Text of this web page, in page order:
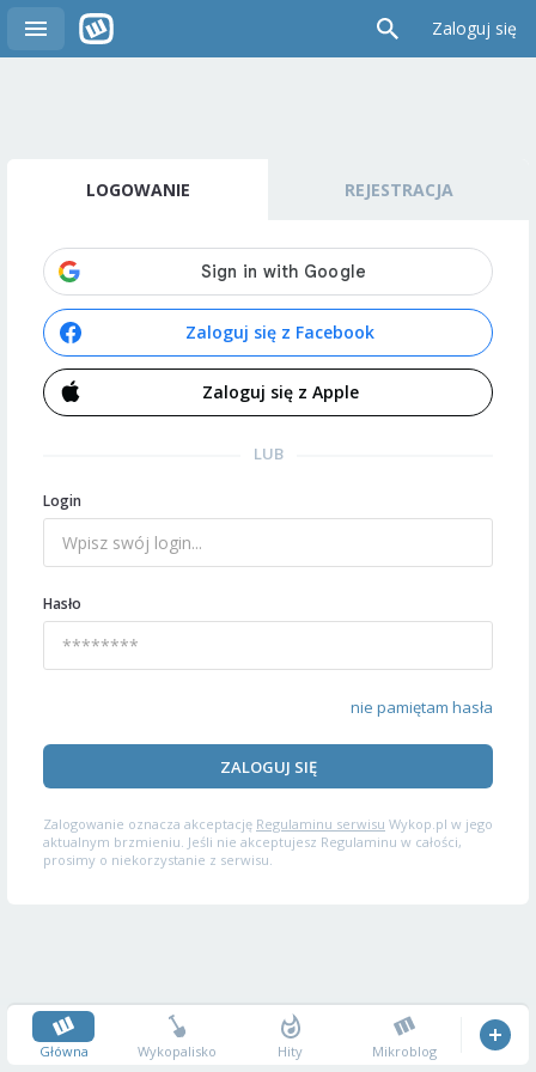
Zaloguj się
LOGOWANIE REJESTRACJA
Zaloguj się z Facebook
Zaloguj się z Apple
LUB
Login
Hasło
nie pamiętam hasła
ZALOGUJ SIĘ
Zalogowanie oznacza akceptację Regulaminu serwisu Wykop.pl w jego
aktualnym brzmieniu. Jeśli nie akceptujesz Regulaminu w całości,
prosimy o niekorzystanie z serwisu.
Główna Wykopalisko Hity Mikroblog